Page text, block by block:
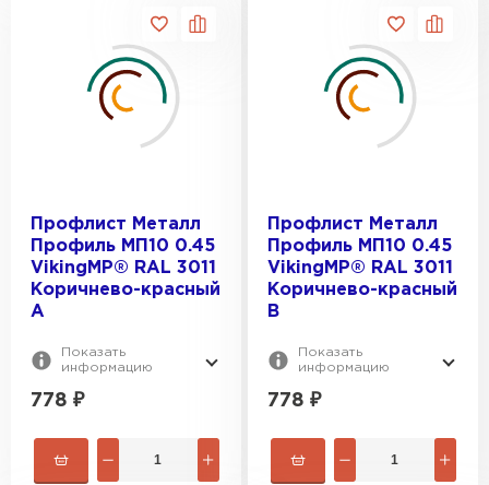
Профлист Металл
Профиль МП10 0.45
VikingMP® RAL 3011
Коричнево-красный
A
Показать
информацию
778 ₽
Профлист Металл
Профиль МП10 0.45
VikingMP® RAL 3011
Коричнево-красный
B
Показать
информацию
778 ₽